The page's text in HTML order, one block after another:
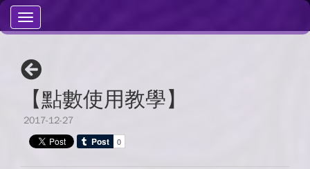
Toggle
navigation
【點數使用教學】
2017-12-27